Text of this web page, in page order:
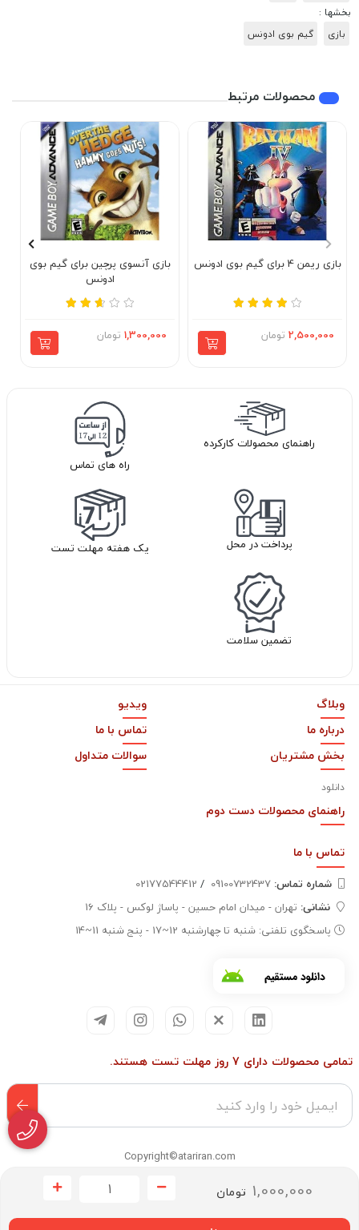
1,000,000 تومان
بخشها :
بازی
گیم بوی ادونس
محصولات مرتبط
بازی ریمن 4 برای گیم بوی ادونس
2,500,000 تومان
بازی آنسوی پرچین برای گیم بوی
ادونس
1,300,000 تومان
راهنمای محصولات کارکرده
راه های تماس
پرداخت در محل یک هفته مهلت تست
تضمین سلامت
وبلاگ
ویدیو
درباره ما
تماس با ما
بخش مشتریان
دانلود
سوالات متداول
راهنمای محصولات دست دوم
تماس با ما
شماره تماس‌: /
02177544412
نشانی: تهران - میدان امام حسین - پاساژ لوکس - پلاک 16
پاسخگوی تلفنی: شنبه تا چهارشنبه 12~17 - پنج شنبه 11~14
تمامی محصولات دارای 7 روز مهلت تست هستند.
Copyright©atariran.com